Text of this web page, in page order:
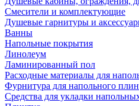
Смесители и комплектующие
Душевые гарнитуры и
Ванны
Напольные покрытия
Линолеум
Ламинированный пол
Расходные материалы для
Фурнитура для напольного
Средства для укладки